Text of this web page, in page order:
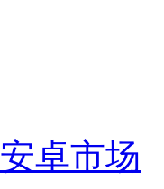
安卓市场